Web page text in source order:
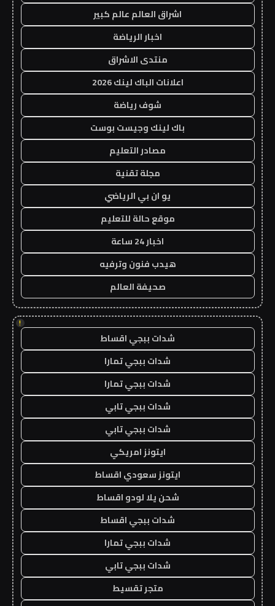
اشراق العالم عالم كبير
اخبار الرياضة
منتدى الاشراق
اعلانات الباك لينك 2026
شوف رياضة
باك لينك وجيست بوست
مصادر التعليم
مجلة تقنية
يو ان بي الرياضي
موقع حالة للتعليم
اخبار 24 ساعة
هيدب فنون وترفيه
صحيفة العالم
!
شدات ببجي اقساط
شدات ببجي تمارا
شدات ببجي تمارا
شدات ببجي تابي
شدات ببجي تابي
ايتونز امريكي
ايتونز سعودي اقساط
شحن يلا لودو اقساط
شدات ببجي اقساط
شدات ببجي تمارا
شدات ببجي تابي
متجر تقسيط